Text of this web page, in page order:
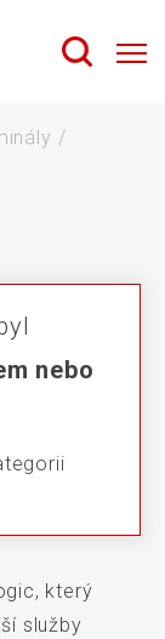
/
nebo
který
služby